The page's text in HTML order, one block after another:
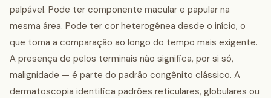
palpável. Pode ter componente macular e papular na
mesma área. Pode ter cor heterogênea desde o início, o
que torna a comparação ao longo do tempo mais exigente.
A presença de pelos terminais não significa, por si só,
malignidade — é parte do padrão congênito clássico. A
dermatoscopia identifica padrões reticulares, globulares ou